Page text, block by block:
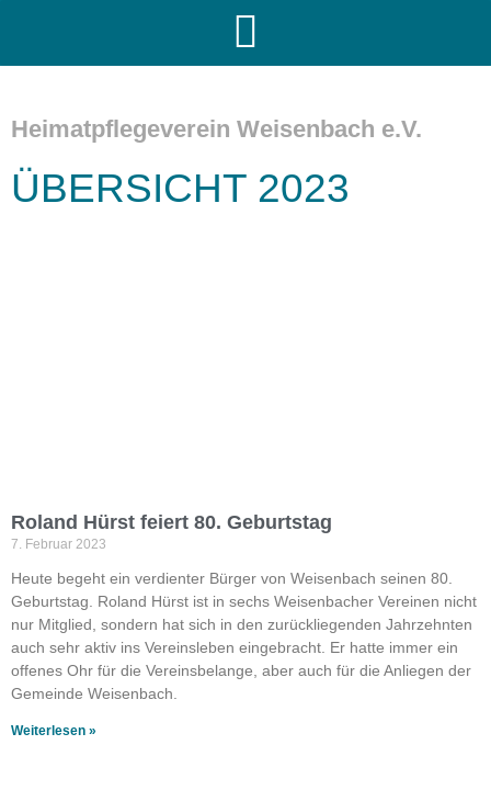
Heimatpflegeverein Weisenbach e.V.
ÜBERSICHT 2023
Roland Hürst feiert 80. Geburtstag
7. Februar 2023
Heute begeht ein verdienter Bürger von Weisenbach seinen 80.
Geburtstag. Roland Hürst ist in sechs Weisenbacher Vereinen nicht
nur Mitglied, sondern hat sich in den zurückliegenden Jahrzehnten
auch sehr aktiv ins Vereinsleben eingebracht. Er hatte immer ein
offenes Ohr für die Vereinsbelange, aber auch für die Anliegen der
Gemeinde Weisenbach.
Weiterlesen »